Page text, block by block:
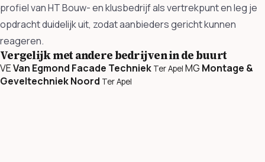
profiel van HT Bouw- en klusbedrijf als vertrekpunt en leg je
opdracht duidelijk uit, zodat aanbieders gericht kunnen
reageren.
Vergelijk met andere bedrijven in de buurt
VEVan Egmond Facade Techniek Ter Apel MG Montage &
Geveltechniek Noord Ter Apel